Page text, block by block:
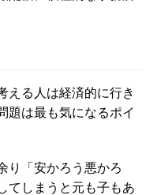
える人は経済的に行き
題は最も気になるポイ
り「安かろう悪かろ
てしまうと元も子もあ